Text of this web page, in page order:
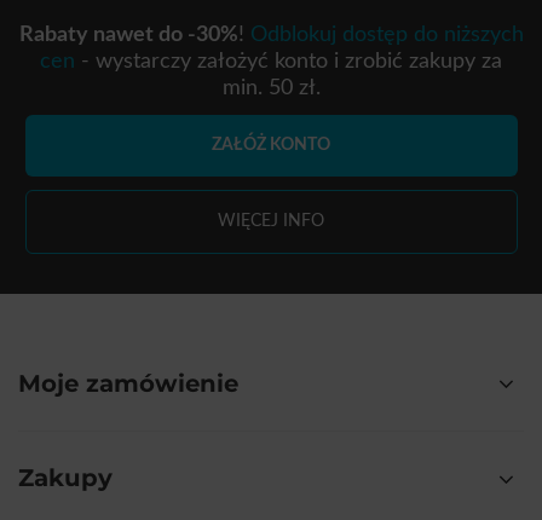
Rabaty nawet do -30%! Odblokuj dostęp do niższych
cen - wystarczy założyć konto i zrobić zakupy za
min. 50 zł.
ZAŁÓŻ KONTO
WIĘCEJ INFO
Moje zamówienie
Zakupy